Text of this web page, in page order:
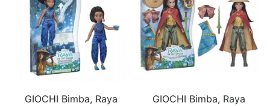
GIOCHI Bimba, Raya
GIOCHI Bimba, Raya